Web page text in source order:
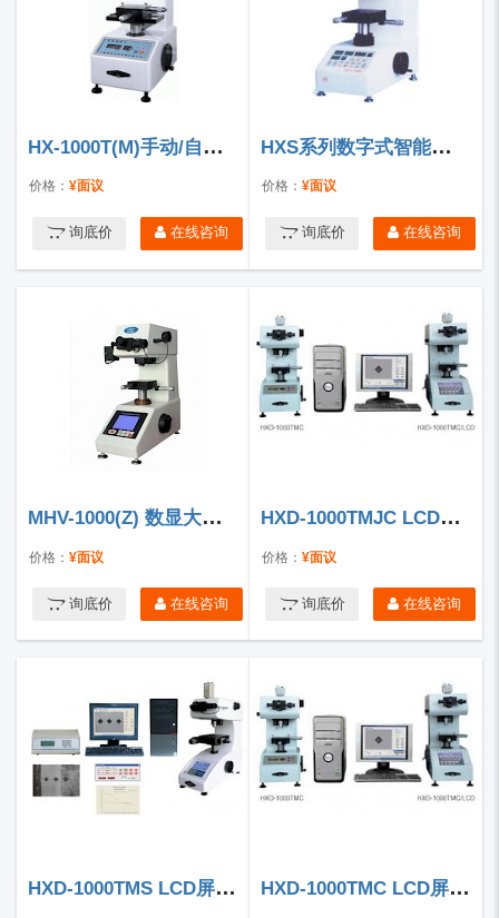
HX-1000T(M)手动/自动转塔数显显微硬度计
价格： ¥面议
询底价 在线咨询
HXS系列数字式智能显微硬度计
价格： ¥面议
询底价 在线咨询
MHV-1000(Z) 数显大屏幕显微硬度计
价格： ¥面议
询底价 在线咨询
HXD-1000TMJC LCD屏显微硬度计
价格： ¥面议
询底价 在线咨询
HXD-1000TMS LCD屏自动转塔HV、HK双压头数显显微硬度计 HXD-1000TMC LCD屏显微硬度计